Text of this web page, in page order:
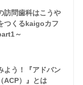
訪問歯科はこうや
つくるkaigoカフ
～
よう！『アドバン
ACP）』とは